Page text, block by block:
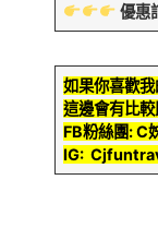
優惠
如果你喜歡
這邊會有比
FB粉絲團: C
IG: